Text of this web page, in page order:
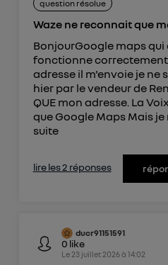
question résolue
Waze ne reconnait que
BonjourGoogle maps
fonctionne correctement
adresse il m'envoie je ne
hier par le vendeur de
QUE mon adresse. La
que Google Maps Mais je
suite
lire les 2 réponses
ducr91151591
0 like
Le 23 juillet 2026à 14:02